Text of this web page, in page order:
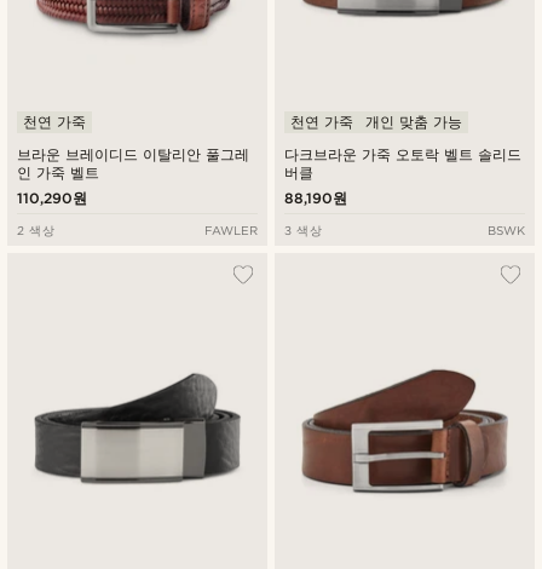
브라운 브레이디드 이탈리안 풀그레
인 가죽 벨트
천연 가죽
110,290원
2 색상 FAWLER
다크브라운 가죽 오토락 벨트 솔리드
버클
천연 가죽 개인 맞춤 가능
88,190원
3 색상 BSWK